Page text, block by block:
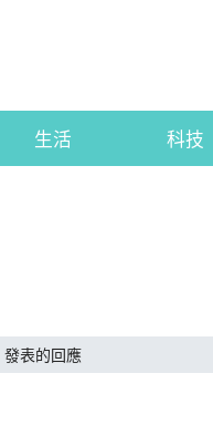
生活 科技
發表的回應